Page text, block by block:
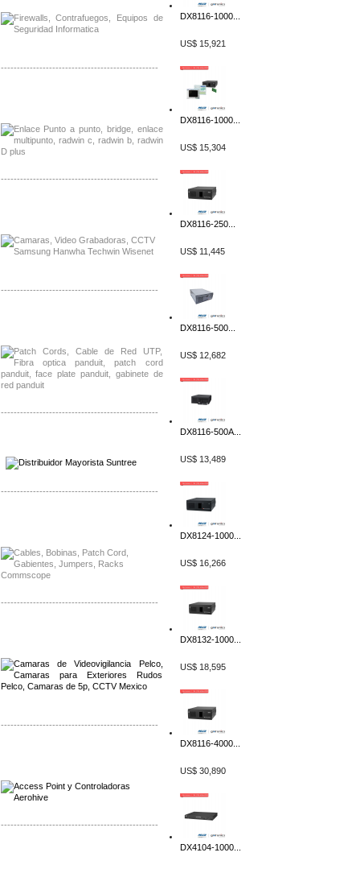
-------------------------------------------------
-------------------------------------------------
-------------------------------------------------
-------------------------------------------------
-------------------------------------------------
-------------------------------------------------
-------------------------------------------------
-------------------------------------------------
DX8116-1000...
US$ 15,921
DX8116-1000...
US$ 15,304
DX8116-250...
US$ 11,445
DX8116-500...
US$ 12,682
DX8116-500A...
US$ 13,489
DX8124-1000...
US$ 16,266
DX8132-1000...
US$ 18,595
DX8116-4000...
US$ 30,890
DX4104-1000...